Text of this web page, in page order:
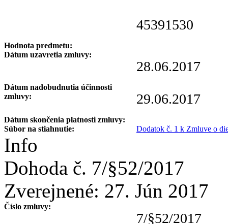
45391530
Hodnota predmetu:
Dátum uzavretia zmluvy:
28.06.2017
Dátum nadobudnutia účinnosti
zmluvy:
29.06.2017
Dátum skončenia platnosti zmluvy:
Súbor na stiahnutie:
Dodatok č. 1 k Zmluve o
Info
Dohoda č. 7/§52/2017
Zverejnené: 27. Jún 2017
Číslo zmluvy:
7/§52/2017